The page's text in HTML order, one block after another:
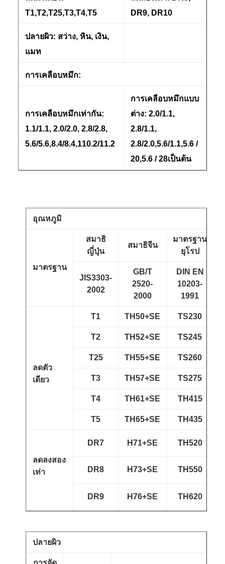
T1,T2,T25,T3,T4,T5
DR9, DR10
ปลายผิว: สว่าง, หิน, เงิน,
แมท
การเคลือบหมึก:
การเคลือบหมึกเท่ากัน:
1.1/1.1, 2.0/2.0, 2.8/2.8,
5.6/5.6,8.4/8.4,110.2/11.2
การเคลือบหมึกแบบ
ต่าง: 2.0/1.1,
2.8/1.1,
2.8/2.0,5.6/1.1,5.6 /
20,5.6 / 28เป็นต้น
อุณหภูมิ
มาตรฐาน
สมาธิ
ญี่ปุ่น
สมาธิจีน
มาตรฐาน
ยุโรป
JIS3303-
2002
GB/T
2520-
2000
DIN EN
10203-
1991
ลดตัว
เดียว
T1 TH50+SE TS230
T2 TH52+SE TS245
T25 TH55+SE TS260
T3 TH57+SE TS275
T4 TH61+SE TH415
T5 TH65+SE TH435
ลดลงสอง
เท่า
DR7 H71+SE TH520
DR8 H73+SE TH550
DR9 H76+SE TH620
ปลายผิว